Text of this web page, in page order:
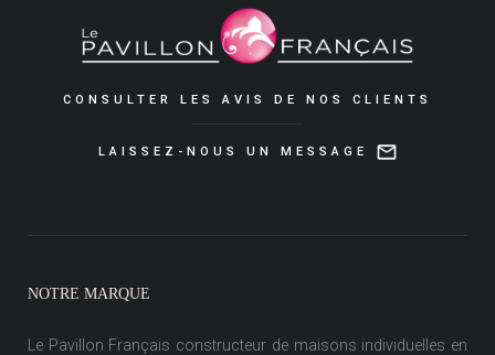
CONSULTER LES AVIS DE NOS CLIENTS
LAISSEZ-NOUS UN MESSAGE
NOTRE MARQUE
Le Pavillon Français constructeur de maisons individuelles en